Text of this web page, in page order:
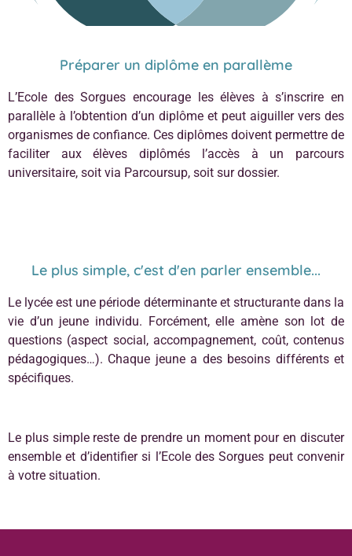
Préparer un diplôme en parallème
L’Ecole des Sorgues encourage les élèves à s’inscrire en
parallèle à l’obtention d’un diplôme et peut aiguiller vers des
organismes de confiance. Ces diplômes doivent permettre de
faciliter aux élèves diplômés l’accès à un parcours
universitaire, soit via Parcoursup, soit sur dossier.
Le plus simple, c'est d'en parler ensemble...
Le lycée est une période déterminante et structurante dans la
vie d’un jeune individu. Forcément, elle amène son lot de
questions (aspect social, accompagnement, coût, contenus
pédagogiques…). Chaque jeune a des besoins différents et
spécifiques.
Le plus simple reste de prendre un moment pour en discuter
ensemble et d’identifier si l’Ecole des Sorgues peut convenir
à votre situation.